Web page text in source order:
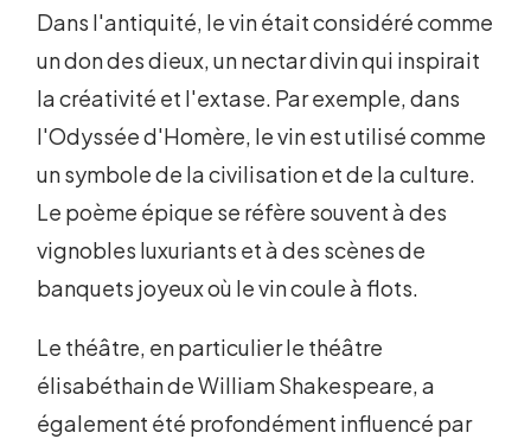
Dans l'antiquité, le vin était considéré comme
un don des dieux, un nectar divin qui inspirait
la créativité et l'extase. Par exemple, dans
l'Odyssée d'Homère, le vin est utilisé comme
un symbole de la civilisation et de la culture.
Le poème épique se réfère souvent à des
vignobles luxuriants et à des scènes de
banquets joyeux où le vin coule à flots.
Le théâtre, en particulier le théâtre
élisabéthain de William Shakespeare, a
également été profondément influencé par